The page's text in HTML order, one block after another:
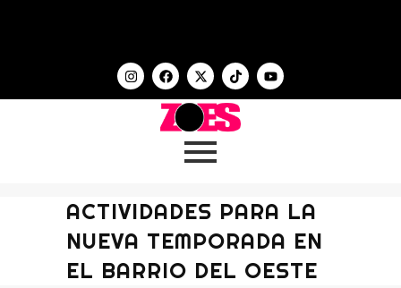
ACTIVIDADES PARA LA
NUEVA TEMPORADA EN
EL BARRIO DEL OESTE